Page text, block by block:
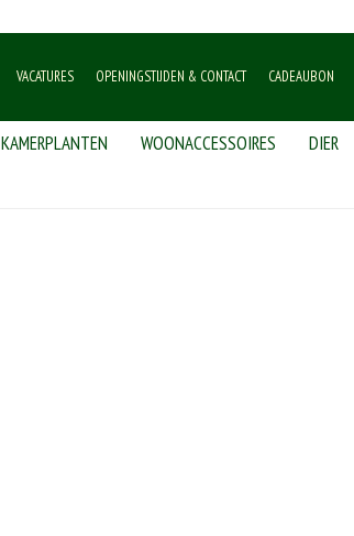
VACATURES OPENINGSTIJDEN & CONTACT CADEAUBON
KAMERPLANTEN WOONACCESSOIRES DIER